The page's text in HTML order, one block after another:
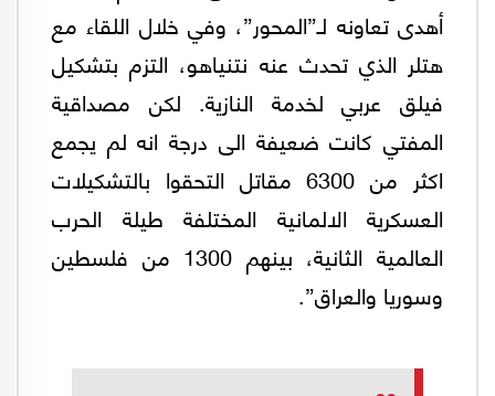
أهدى تعاونه لـ”المحور”، وفي خلال اللقاء مع
هتلر الذي تحدث عنه نتنياهو، التزم بتشكيل
فيلق عربي لخدمة النازية. لكن مصداقية
المفتي كانت ضعيفة الى درجة انه لم يجمع
اكثر من 6300 مقاتل التحقوا بالتشكيلات
العسكرية الالمانية المختلفة طيلة الحرب
العالمية الثانية، بينهم 1300 من فلسطين
وسوريا والعراق”.